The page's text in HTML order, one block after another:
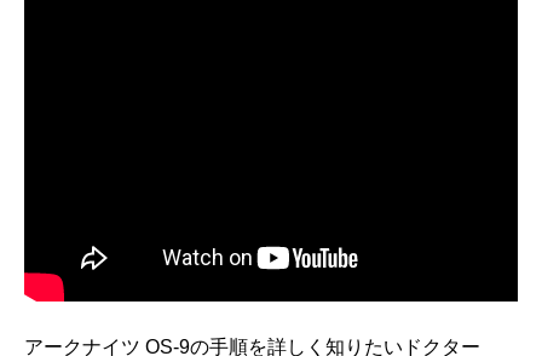
アークナイツ OS-9の手順を詳しく知りたいドクター